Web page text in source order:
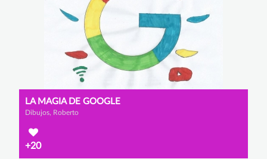
LA MAGIA DE GOOGLE
Dibujos, Roberto
+20